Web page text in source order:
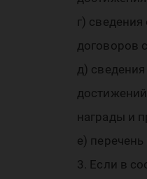
г)
договоров
д)
награды и
е)
3. Если в